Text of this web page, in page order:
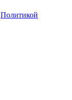
Политикой